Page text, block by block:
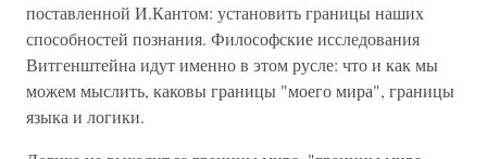
поставленной И.Кантом: установить границы наших
способностей познания. Философские исследования
Витгенштейна идут именно в этом русле: что и как мы
можем мыслить, каковы границы "моего мира", границы
языка и логики.